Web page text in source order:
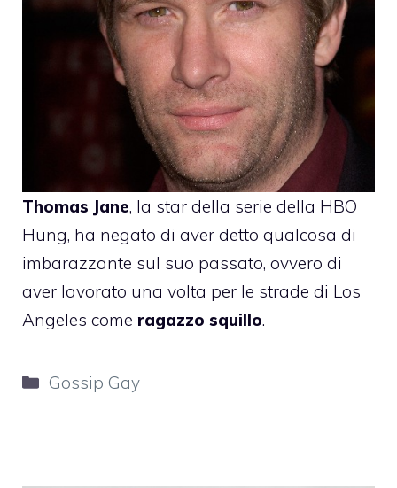
Thomas Jane, la star della serie della HBO
Hung, ha negato di aver detto qualcosa di
imbarazzante sul suo passato, ovvero di
aver lavorato una volta per le strade di Los
Angeles come ragazzo squillo.
Categorie
Gossip Gay